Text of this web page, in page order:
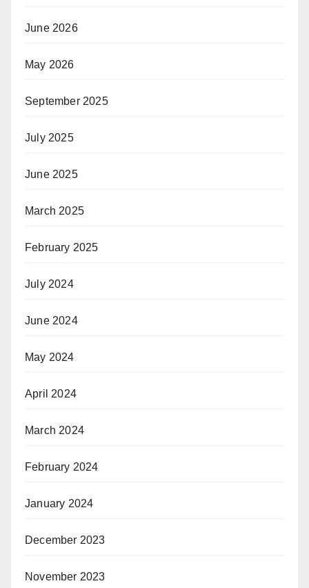
June 2026
May 2026
September 2025
July 2025
June 2025
March 2025
February 2025
July 2024
June 2024
May 2024
April 2024
March 2024
February 2024
January 2024
December 2023
November 2023